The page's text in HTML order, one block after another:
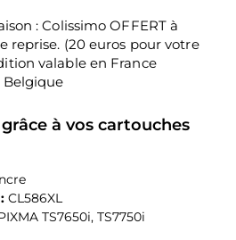
: Colissimo OFFERT à
reprise. (20 euros pour votre
valable en France
à vos cartouches
CL586XL
TS7650i, TS7750i